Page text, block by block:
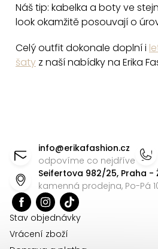
Náš tip: kabelka a boty ve
look okamžitě posouvají o
Celý outfit dokonale doplní i
šaty z naší nabídky na Erika
info@erikafashion.cz
odpovíme co nejdříve
Seifertova 982/25, Praha -
kamenná prodejna, Po-Pá
Stav objednávky
Vrácení zboží